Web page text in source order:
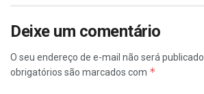
Deixe um comentário
O seu endereço de e-mail não será publicado.
obrigatórios são marcados com *